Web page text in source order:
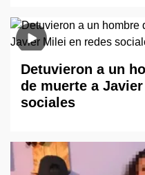
Detuvieron a un
de muerte a
sociales